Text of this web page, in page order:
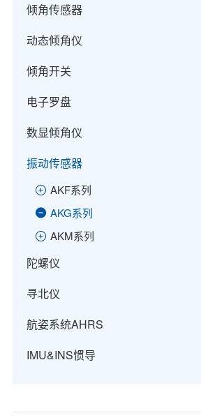
倾角传感器
动态倾角仪
倾角开关
电子罗盘
数显倾角仪
振动传感器
AKF系列
AKG系列
AKM系列
陀螺仪
寻北仪
航姿系统AHRS
IMU&INS惯导